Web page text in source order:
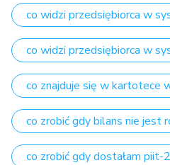
co widzi przedsiębiorca w
co widzi przedsiębiorca w
co znajduje się w kartotece
co zrobić gdy bilans nie jest
co zrobić gdy dostałam piit-2